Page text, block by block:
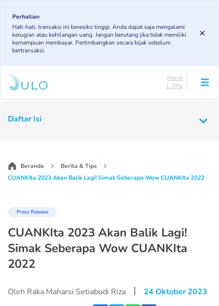
main
content
Perhatian
Hati-hati, transaksi ini beresiko tinggi. Anda dapat saja mengalami
kerugian atau kehilangan uang. Jangan berutang jika tidak memiliki
kemampuan membayar. Pertimbangkan secara bijak sebelum
bertransaksi.
Main
3.43%
KL
4.85%
Macet
1.79%
Macet
Daftar Isi
Beranda
Berita & Tips
CUANKIta 2023 Akan Balik Lagi! Simak Seberapa Wow CUANKIta 2022
Press Release
CUANKIta 2023 Akan Balik Lagi!
Simak Seberapa Wow CUANKIta
2022
Oleh Raka Maharsi Setiabudi Riza |
24 Oktober 2023